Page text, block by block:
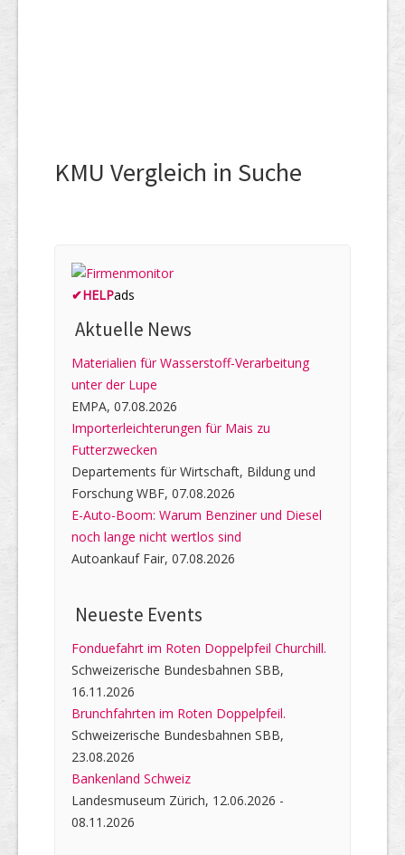
KMU Vergleich in Suche
✔HELPads
Aktuelle News
Materialien für Wasserstoff-Verarbeitung
unter der Lupe
EMPA, 07.08.2026
Importerleichterungen für Mais zu
Futterzwecken
Departements für Wirtschaft, Bildung und
Forschung WBF, 07.08.2026
E-Auto-Boom: Warum Benziner und Diesel
noch lange nicht wertlos sind
Autoankauf Fair, 07.08.2026
Neueste Events
Fonduefahrt im Roten Doppelpfeil Churchill.
Schweizerische Bundesbahnen SBB,
16.11.2026
Brunchfahrten im Roten Doppelpfeil.
Schweizerische Bundesbahnen SBB,
23.08.2026
Bankenland Schweiz
Landesmuseum Zürich, 12.06.2026 -
08.11.2026